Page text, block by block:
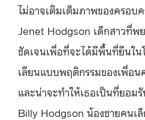
ไม่อาจเติมเต็มภาพของครอ
Jenet Hodgson เด็กสาวที่พ
ชัดเจนเพื่อที่จะได้มีพื้นที่ยืนใน
เลียนแบบพฤติกรรมของเพื่อ
และน่าจะทำให้เธอเป็นที่ยอม
Billy Hodgson น้องชายคนเ